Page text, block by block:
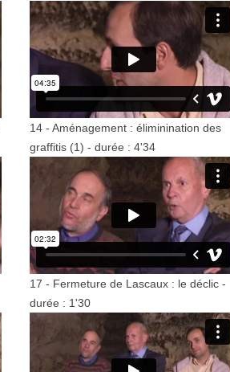
14 - Aménagement : éliminination des
graffitis (1) - durée : 4'34
17 - Fermeture de Lascaux : le déclic -
durée : 1'30